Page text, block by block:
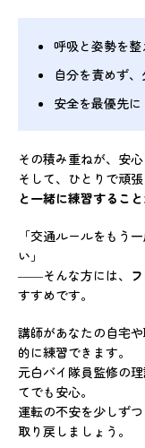
呼吸と姿勢を整
自分を責めず
安全を最優先
その積み重ねが、安
そして、ひとりで頑張
と一緒に練習すること
「交通ルールをもう
い」
――そんな方には、
すすめです。
講師があなたの自宅
的に練習できます。
元白バイ隊員監修の
てでも安心。
運転の不安を少しず
取り戻しましょう。